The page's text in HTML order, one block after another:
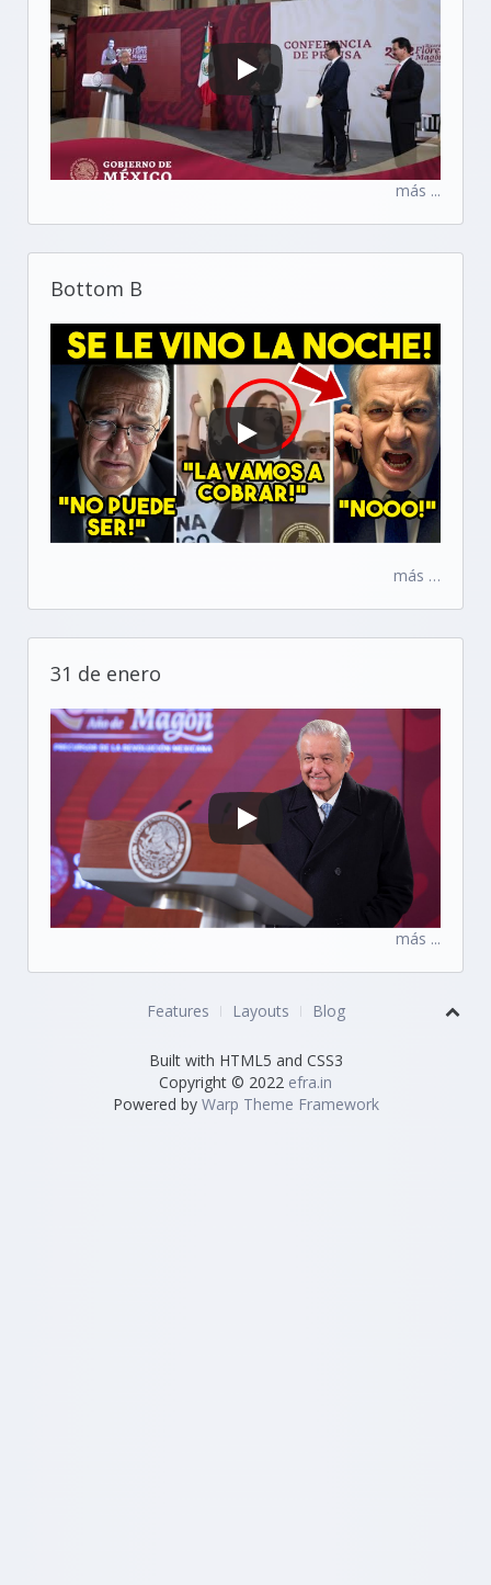
más ...
Bottom B
más …
31 de enero
más ...
Features Layouts Blog
Built with HTML5 and CSS3
Copyright © 2022 efra.in
Powered by Warp Theme Framework